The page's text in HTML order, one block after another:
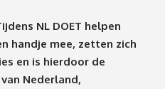
NL DOET helpen
handje mee, zetten zich
en is hierdoor de
Nederland,